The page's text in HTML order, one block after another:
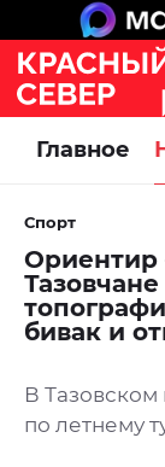
Главное
Спорт
Ориентир
бивак и
В Тазовском
по летнему